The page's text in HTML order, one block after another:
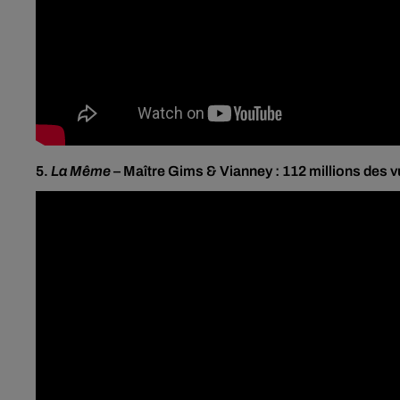
5. La Même– Maître Gims & Vianney : 112 millions des